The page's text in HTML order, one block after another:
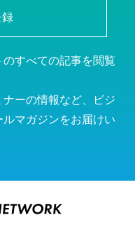
すべての記事を閲覧
ーの情報など、ビジ
マガジンをお届けい